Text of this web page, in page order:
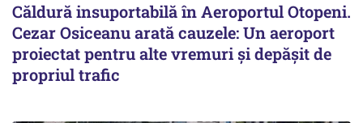
Căldură insuportabilă în Aeroportul Otopeni.
Cezar Osiceanu arată cauzele: Un aeroport
proiectat pentru alte vremuri și depășit de
propriul trafic